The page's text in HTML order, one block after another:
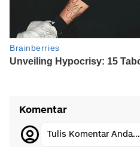
Komentar
Tulis Komentar Anda...